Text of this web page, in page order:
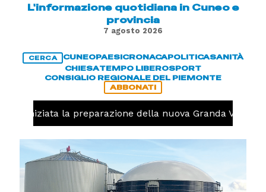
L'informazione quotidiana in Cuneo e
provincia
7 agosto 2026
CERCA CUNEOPAESICRONACAPOLITICASANITÀ
CHIESATEMPO LIBEROSPORT
CONSIGLIO REGIONALE DEL PIEMONTE
ABBONATI
iniziata la preparazione della nuova Granda Volley